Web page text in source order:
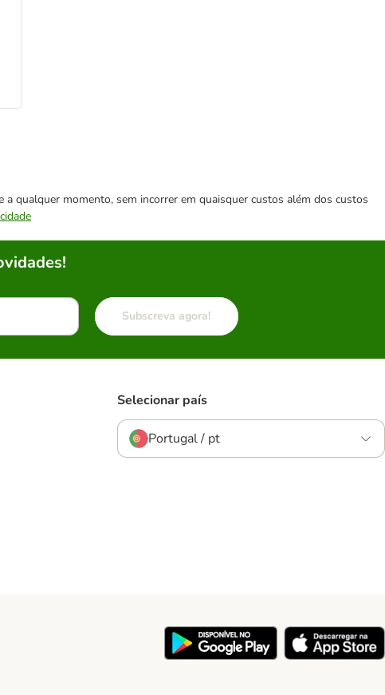
qualquer momento, sem incorrer em quaisquer custos além dos custos
Subscreva agora!
Selecionar país
Portugal / pt